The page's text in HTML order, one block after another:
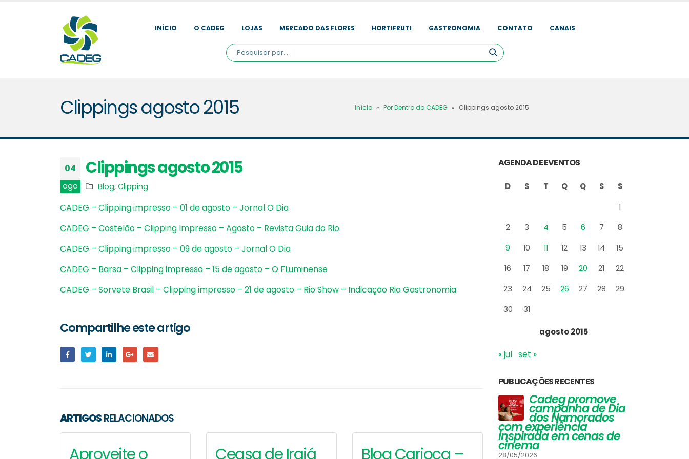
INÍCIO O CADEG LOJAS MERCADO DAS FLORES HORTIFRUTI GASTRONOMIA CONTATO CANAIS
Clippings agosto 2015 Início » Por Dentro do CADEG » Clippings agosto 2015
04
ago
Clippings agosto 2015
Blog,Clipping
CADEG – Clipping impresso – 01 de agosto – Jornal O Dia
CADEG – Costelão – Clipping Impresso – Agosto – Revista Guia do Rio
CADEG – Clipping impresso – 09 de agosto – Jornal O Dia
CADEG – Barsa – Clipping impresso – 15 de agosto – O FLuminense
CADEG – Sorvete Brasil – Clipping impresso – 21 de agosto – Rio Show – Indicação Rio Gastronomia
Compartilhe este artigo
ARTIGOSRELACIONADOS
Ceasa de Irajá
Blog Carioca –
The Rio Times –
O Globo Morar
AGENDA DE EVENTOS
agosto 2015
D S T Q Q S
S
1
2
3 4 5 6 7
8
9
10 11 12 13 14
15
16
17 18 19 20 21
22
23
24 25 26 27 28
29
30
31
« jul set »
PUBLICAÇÕES RECENTES
dos Namorados
com experiência
inspirada em cenas de
cinema
28/05/2026
Apreciadores inspirada em cenas de
cinema
28/05/2026
Vinhos que
Harmonizam com
Queijos: Um Guia
Completo para
Apreciadores
30/03/2026